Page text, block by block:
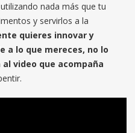
nada más que tu
y servirlos a la
quieres innovar y
a lo que mereces, no lo
video que acompaña